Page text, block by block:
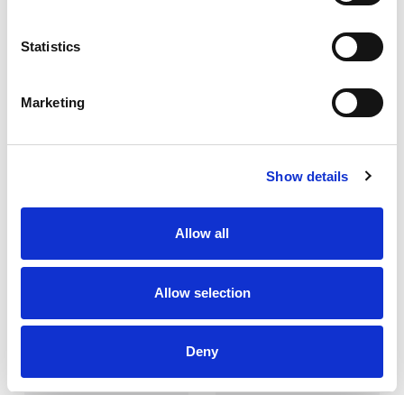
Statistics
Marketing
Show details
Allow all
Allow selection
Deny
KIELDER 185
185
GSM
GSM